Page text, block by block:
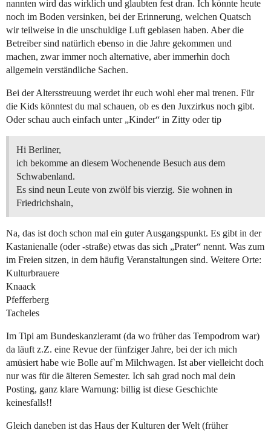
nannten wird das wirklich und glaubten fest dran. Ich könnte heute
noch im Boden versinken, bei der Erinnerung, welchen Quatsch
wir teilweise in die unschuldige Luft geblasen haben. Aber die
Betreiber sind natürlich ebenso in die Jahre gekommen und
machen, zwar immer noch alternative, aber immerhin doch
allgemein verständliche Sachen.
Bei der Altersstreuung werdet ihr euch wohl eher mal trenen. Für
die Kids könntest du mal schauen, ob es den Juxzirkus noch gibt.
Oder schau auch einfach unter „Kinder“ in Zitty oder tip
Hi Berliner,
ich bekomme an diesem Wochenende Besuch aus dem
Schwabenland.
Es sind neun Leute von zwölf bis vierzig. Sie wohnen in
Friedrichshain,
Na, das ist doch schon mal ein guter Ausgangspunkt. Es gibt in der
Kastanienalle (oder -straße) etwas das sich „Prater“ nennt. Was zum
im Freien sitzen, in dem häufig Veranstaltungen sind. Weitere Orte:
Kulturbrauere
Knaack
Pfefferberg
Tacheles
Im Tipi am Bundeskanzleramt (da wo früher das Tempodrom war)
da läuft z.Z. eine Revue der fünfziger Jahre, bei der ich mich
amüsiert habe wie Bolle auf`m Milchwagen. Ist aber vielleicht doch
nur was für die älteren Semester. Ich sah grad noch mal dein
Posting, ganz klare Warnung: billig ist diese Geschichte
keinesfalls!!
Gleich daneben ist das Haus der Kulturen der Welt (früher